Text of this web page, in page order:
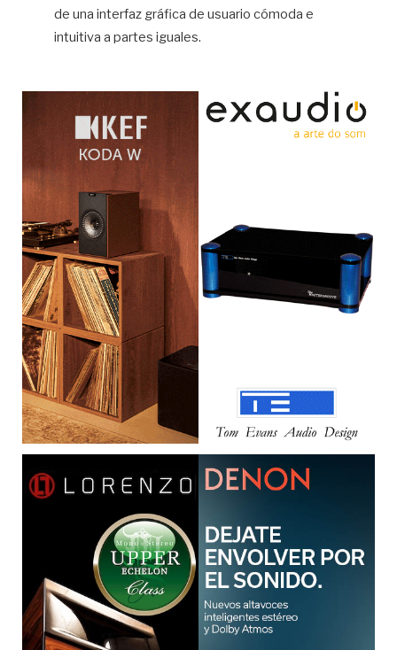
de una interfaz gráfica de usuario cómoda e
intuitiva a partes iguales.